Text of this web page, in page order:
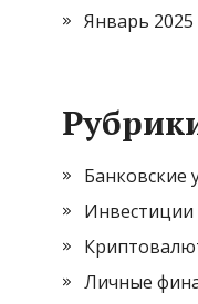
Январь 2025
Банковские
Инвестиции
Личные